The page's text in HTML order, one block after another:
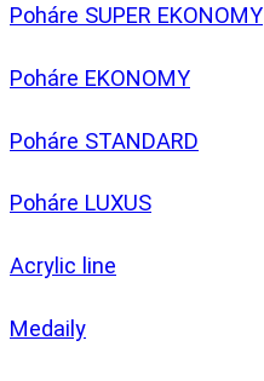
Poháre SUPER EKONOMY
Poháre EKONOMY
Poháre STANDARD
Poháre LUXUS
Acrylic line
Medaily